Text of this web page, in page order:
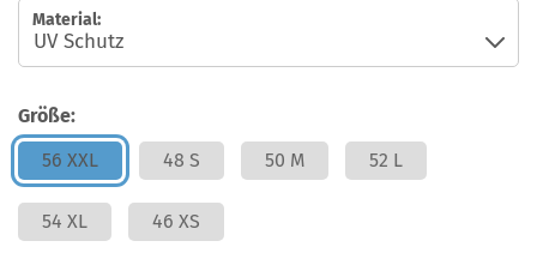
Material:
Größe:
56 XXL
48 S 50 M 52 L
54 XL 46 XS